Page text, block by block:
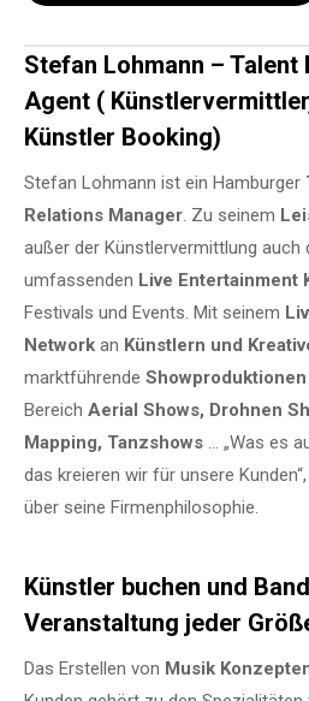
Stefan Lohmann – Talent
Agent (
Künstler Booking)
Stefan Lohmann ist ein Hamburger
Relations Manager. Zu seinem
außer der Künstlervermittlung auch
umfassenden Live Entertainment
Festivals und Events. Mit seinem
Network an Künstlern und
marktführende Showproduktionen
Bereich Aerial Shows, Drohnen
Mapping, Tanzshows … „Was es
das kreieren wir für unsere
über seine Firmenphilosophie.
Künstler buchen und
Veranstaltung jeder
Das Erstellen von Musik